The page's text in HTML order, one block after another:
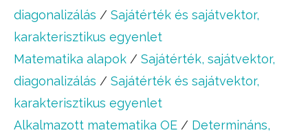
diagonalizálás / Sajátérték és sajátvektor,
karakterisztikus egyenlet
Matematika alapok / Sajátérték, sajátvektor,
diagonalizálás / Sajátérték és sajátvektor,
karakterisztikus egyenlet
Alkalmazott matematika OE / Determináns,